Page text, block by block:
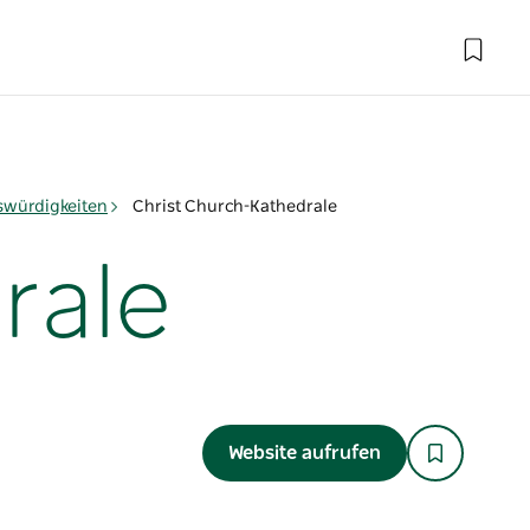
Christ Church-Kathedrale
Website aufrufen